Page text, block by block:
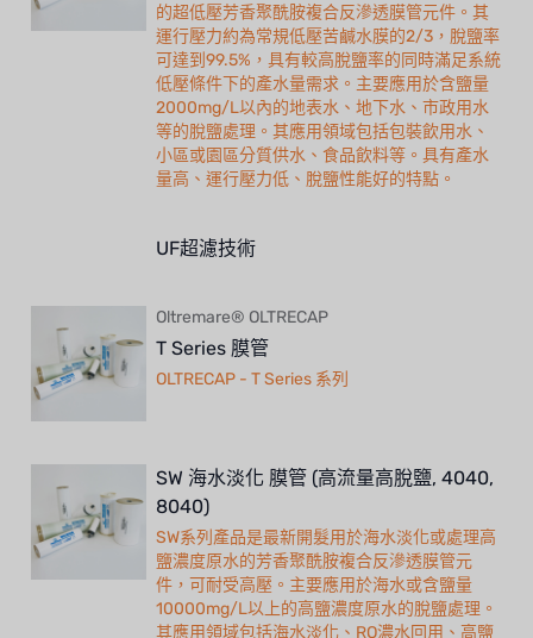
的超低壓芳香聚酰胺複合反滲透膜管元件。其
運行壓力約為常規低壓苦鹹水膜的2/3，脫鹽率
可達到99.5%，具有較高脫鹽率的同時滿足系統
低壓條件下的產水量需求。主要應用於含鹽量
2000mg/L以內的地表水、地下水、市政用水
等的脫鹽處理。其應用領域包括包裝飲用水、
小區或園區分質供水、食品飲料等。具有產水
量高、運行壓力低、脫鹽性能好的特點。
UF超濾技術
Oltremare® OLTRECAP
T Series 膜管
OLTRECAP - T Series 系列
SW 海水淡化 膜管 (高流量高脫鹽, 4040,
8040)
SW系列產品是最新開髮用於海水淡化或處理高
鹽濃度原水的芳香聚酰胺複合反滲透膜管元
件，可耐受高壓。主要應用於海水或含鹽量
10000mg/L以上的高鹽濃度原水的脫鹽處理。
其應用領域包括海水淡化、RO濃水回用、高鹽